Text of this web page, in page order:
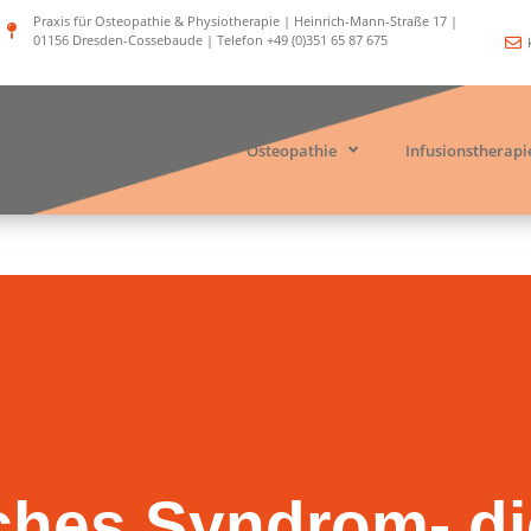
Praxis für Osteopathie & Physiotherapie | Heinrich-Mann-Straße 17 |
01156 Dresden-Cossebaude | Telefon +49 (0)351 65 87 675
Osteopathie